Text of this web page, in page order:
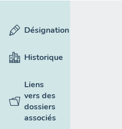
Désignation
Historique
Liens
vers des
dossiers
associés